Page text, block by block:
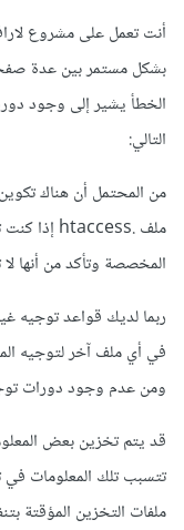
أنت تعمل على مشروع
بشكل مستمر بين عدة
الخطأ يشير إلى وجود
التالي:
من المحتمل أن هناك
المخصصة وتأكد من أنها
في أي ملف آخر لتوجيه
ومن عدم وجود دورات
قد يتم تخزين بعض
تتسبب تلك المعلومات